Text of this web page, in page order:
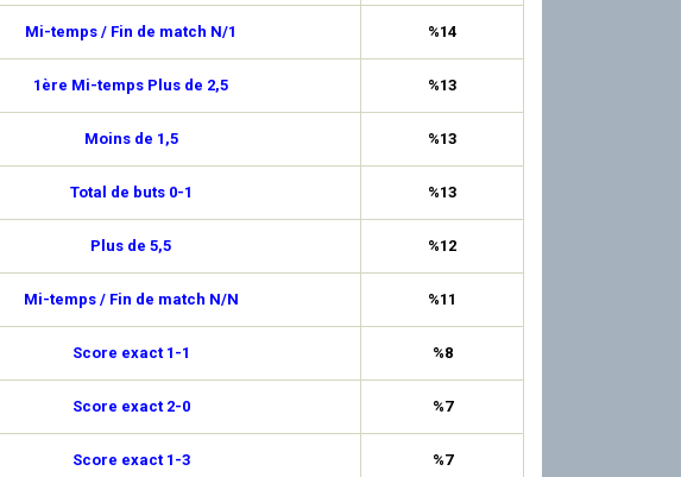
Mi-temps / Fin de match N/1 %14
1ère Mi-temps Plus de 2,5 %13
Moins de 1,5 %13
Total de buts 0-1 %13
Plus de 5,5 %12
Mi-temps / Fin de match N/N %11
Score exact 1-1 %8
Score exact 2-0 %7
Score exact 1-3 %7